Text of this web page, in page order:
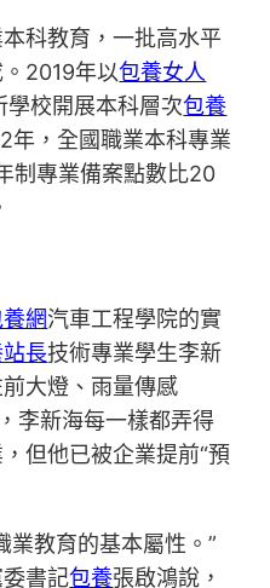
科教育，一批高水平
2019年以包養女人
學校開展本科層次包養
年，全國職業本科專業
制專業備案點數比20
網汽車工程學院的實
長技術專業學生李新
大燈、雨量傳感
李新海每一樣都弄得
但他已被企業提前“預
業教育的基本屬性。”
書記包養張啟鴻說，